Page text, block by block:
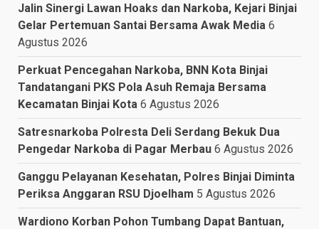
Jalin Sinergi Lawan Hoaks dan Narkoba, Kejari Binjai
Gelar Pertemuan Santai Bersama Awak Media 6
Agustus 2026
Perkuat Pencegahan Narkoba, BNN Kota Binjai
Tandatangani PKS Pola Asuh Remaja Bersama
Kecamatan Binjai Kota 6 Agustus 2026
Satresnarkoba Polresta Deli Serdang Bekuk Dua
Pengedar Narkoba di Pagar Merbau 6 Agustus 2026
Ganggu Pelayanan Kesehatan, Polres Binjai Diminta
Periksa Anggaran RSU Djoelham 5 Agustus 2026
Wardiono Korban Pohon Tumbang Dapat Bantuan,